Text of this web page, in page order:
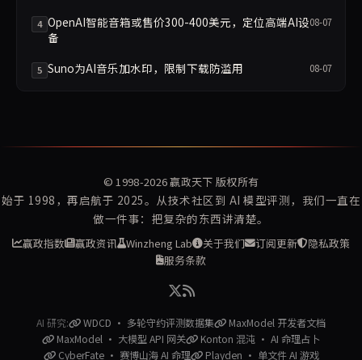
4 OpenAI智能音箱或售价300-400美元，定位高端AI设
备
08-07
5 Suno为AI音乐加水印，限制下载防滥用 08-07
© 1998-2026赢政天下 版权所有
始于 1998，再启航于 2025。从技术社区到 AI 模型评测，我们一直在
做一件事：把复杂的东西讲清楚。
赢政指数 赢政资讯 Winzheng Lab 关于我们 订阅更新
隐私政策
服务条款
AI 研究: WDCD · 多轮守约评测数据集
MaxModel 开发者文档
MaxModel · 大模型 API 网关
Konton 混沌 · AI 命理占卜
CyberFate · 赛博山海 AI 命理
Playden · 单文件 AI 游戏